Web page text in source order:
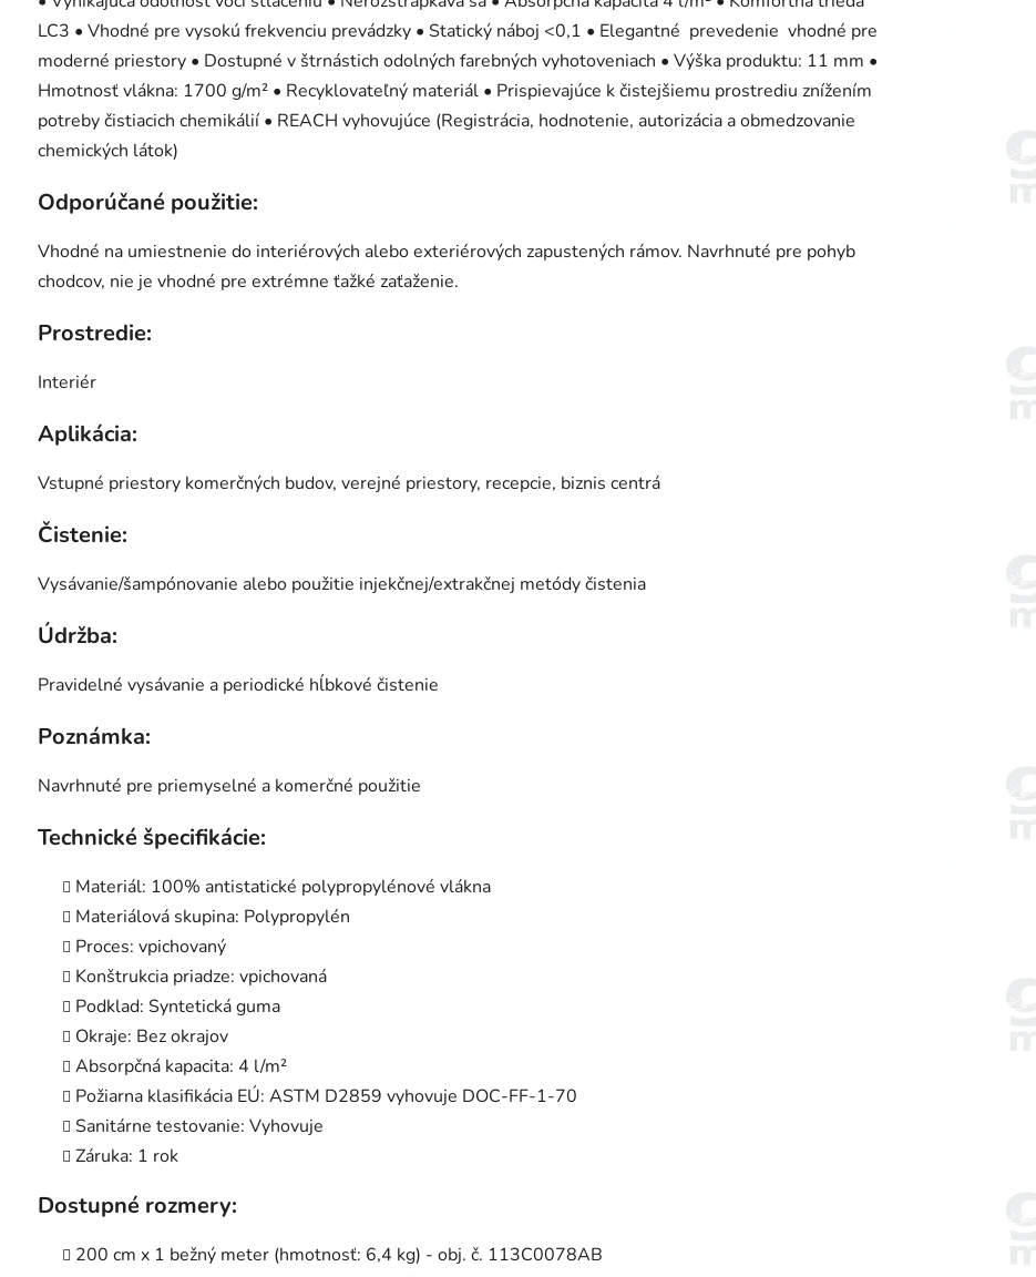
LC3 • Vhodné pre vysokú frekvenciu prevádzky • Statický náboj <0,1 • Elegantné prevedenie vhodné pre
moderné priestory • Dostupné v štrnástich odolných farebných vyhotoveniach • Výška produktu: 11 mm •
Hmotnosť vlákna: 1700 g/m² • Recyklovateľný materiál • Prispievajúce k čistejšiemu prostrediu znížením
potreby čistiacich chemikálií • REACH vyhovujúce (Registrácia, hodnotenie, autorizácia a obmedzovanie
chemických látok)
Odporúčané použitie:
Vhodné na umiestnenie do interiérových alebo exteriérových zapustených rámov. Navrhnuté pre pohyb
chodcov, nie je vhodné pre extrémne ťažké zaťaženie.
Prostredie:
Interiér
Aplikácia:
Vstupné priestory komerčných budov, verejné priestory, recepcie, biznis centrá
Čistenie:
Vysávanie/šampónovanie alebo použitie injekčnej/extrakčnej metódy čistenia
Údržba:
Pravidelné vysávanie a periodické hĺbkové čistenie
Poznámka:
Navrhnuté pre priemyselné a komerčné použitie
Technické špecifikácie:
Materiál: 100% antistatické polypropylénové vlákna
Materiálová skupina: Polypropylén
Proces: vpichovaný
Konštrukcia priadze: vpichovaná
Podklad: Syntetická guma
Okraje: Bez okrajov
Absorpčná kapacita: 4 l/m²
Požiarna klasifikácia EÚ: ASTM D2859 vyhovuje DOC-FF-1-70
Sanitárne testovanie: Vyhovuje
Záruka: 1 rok
Dostupné rozmery:
200 cm x 1 bežný meter (hmotnosť: 6,4 kg) - obj. č. 113C0078AB